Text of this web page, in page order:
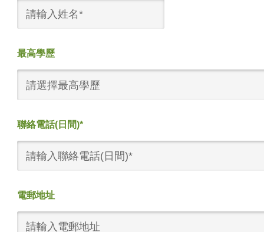
最高學歷
請選擇最高學歷
聯絡電話(日間)*
電郵地址